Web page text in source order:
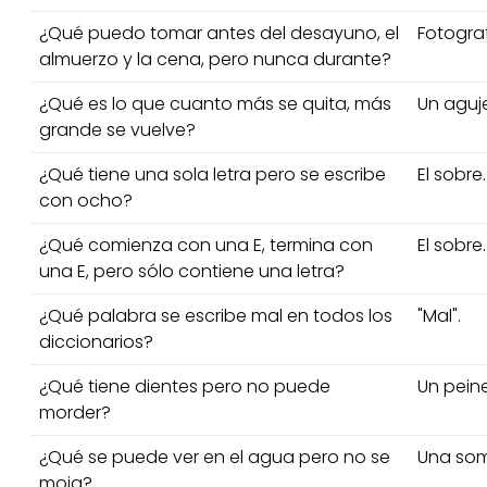
¿Qué puedo tomar antes del desayuno, el
almuerzo y la cena, pero nunca durante?
¿Qué es lo que cuanto más se quita, más
grande se vuelve?
Un
¿Qué tiene una sola letra pero se escribe
con ocho?
El sobre.
¿Qué comienza con una E, termina con
una E, pero sólo contiene una letra?
El sobre.
¿Qué palabra se escribe mal en todos los
diccionarios?
"Mal".
¿Qué tiene dientes pero no puede
morder?
Un
¿Qué se puede ver en el agua pero no se
Una